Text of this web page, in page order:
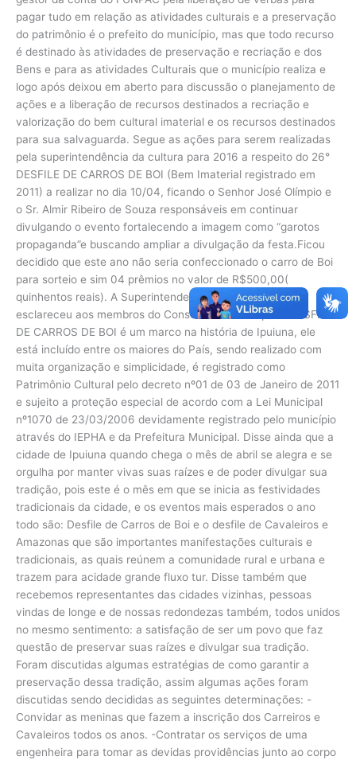
pagar tudo em relação as atividades culturais e a preservação
do patrimônio é o prefeito do município, mas que todo recurso
é destinado às atividades de preservação e recriação e dos
Bens e para as atividades Culturais que o município realiza e
logo após deixou em aberto para discussão o planejamento de
ações e a liberação de recursos destinados a recriação e
valorização do bem cultural imaterial e os recursos destinados
para sua salvaguarda. Segue as ações para serem realizadas
pela superintendência da cultura para 2016 a respeito do 26°
DESFILE DE CARROS DE BOI (Bem Imaterial registrado em
2011) a realizar no dia 10/04, ficando o Senhor José Olímpio e
o Sr. Almir Ribeiro de Souza responsáveis em continuar
divulgando o evento fortalecendo a imagem como “garotos
propaganda”e buscando ampliar a divulgação da festa.Ficou
decidido que este ano não seria confeccionado o carro de Boi
para sorteio e sim 04 prêmios no valor de R$500,00(
quinhentos reais). A Superintendente no uso da palavra
esclareceu aos membros do Conselho Cultural que o DESFILE
DE CARROS DE BOI é um marco na história de Ipuiuna, ele
está incluído entre os maiores do País, sendo realizado com
muita organização e simplicidade, é registrado como
Patrimônio Cultural pelo decreto nº01 de 03 de Janeiro de 2011
e sujeito a proteção especial de acordo com a Lei Municipal
nº1070 de 23/03/2006 devidamente registrado pelo município
através do IEPHA e da Prefeitura Municipal. Disse ainda que a
cidade de Ipuiuna quando chega o mês de abril se alegra e se
orgulha por manter vivas suas raízes e de poder divulgar sua
tradição, pois este é o mês em que se inicia as festividades
tradicionais da cidade, e os eventos mais esperados o ano
todo são: Desfile de Carros de Boi e o desfile de Cavaleiros e
Amazonas que são importantes manifestações culturais e
tradicionais, as quais reúnem a comunidade rural e urbana e
trazem para acidade grande fluxo tur. Disse também que
recebemos representantes das cidades vizinhas, pessoas
vindas de longe e de nossas redondezas também, todos unidos
no mesmo sentimento: a satisfação de ser um povo que faz
questão de preservar suas raízes e divulgar sua tradição.
Foram discutidas algumas estratégias de como garantir a
preservação dessa tradição, assim algumas ações foram
discutidas sendo decididas as seguintes determinações: -
Convidar as meninas que fazem a inscrição dos Carreiros e
Cavaleiros todos os anos. -Contratar os serviços de uma
engenheira para tomar as devidas providências junto ao corpo